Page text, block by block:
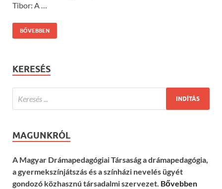
Tibor: A …
BŐVEBBEN
KERESÉS
MAGUNKRÓL
A Magyar Drámapedagógiai Társaság a drámapedagógia,
a gyermekszínjátszás és a színházi nevelés ügyét
gondozó közhasznú társadalmi szervezet. Bővebben